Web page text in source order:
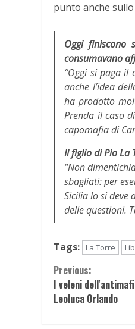
punto anche
Oggi finiscono
consumavano
“Oggi si paga il
anche l’idea
ha prodotto
Prenda il caso
capomafia di
Il figlio di Pio La
“Non
sbagliati: per
Sicilia lo si deve
delle questioni.
Tags: La Torre
Continue
Reading
Previous:
I veleni
Leoluca Orlando